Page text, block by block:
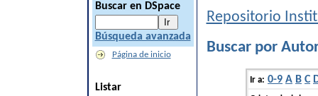
Buscar en DSpace
Búsqueda avanzada
Página de inicio
Listar
Repositorio
Buscar por
Ir a: 0-9 A B C